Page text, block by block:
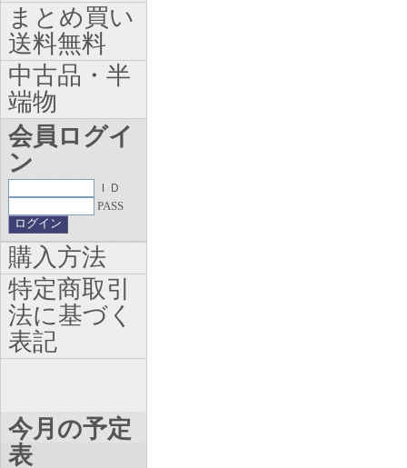
まとめ買い
送料無料
中古品・半
端物
会員ログイ
ン
ＩＤ
PASS
購入方法
特定商取引
法に基づく
表記
今月の予定
表